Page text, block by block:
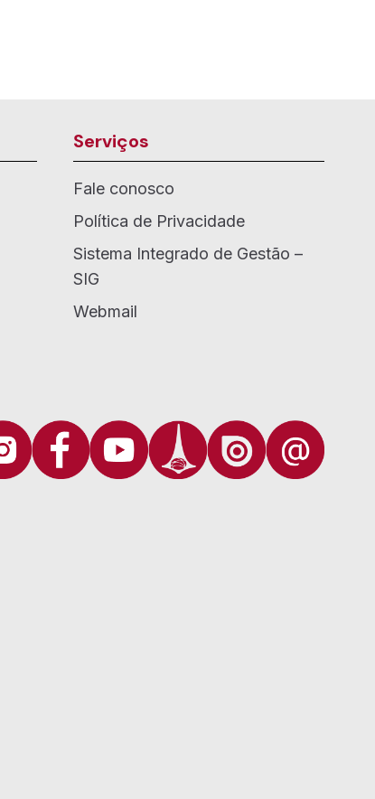
Serviços
Fale conosco
Política de Privacidade
Sistema Integrado de Gestão –
SIG
Webmail